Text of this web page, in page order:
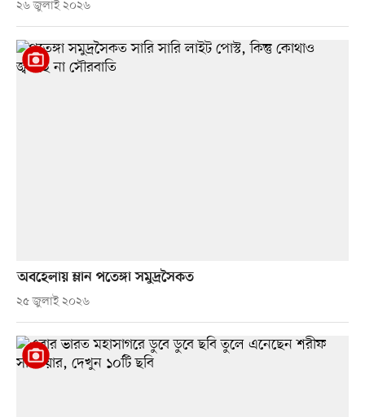
২৬ জুলাই ২০২৬
অবহেলায় ম্লান পতেঙ্গা সমুদ্রসৈকত
২৫ জুলাই ২০২৬